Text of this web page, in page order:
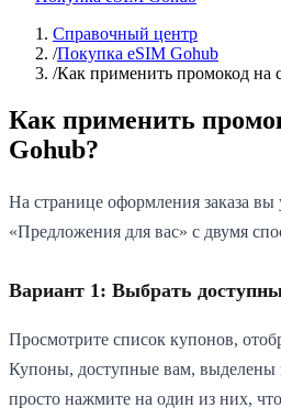
Справочный центр
/Покупка eSIM Gohub
/Как применить промокод на
Как применить
Gohub?
На странице оформления заказа вы
«Предложения для вас» с двумя
Вариант 1: Выбрать
Просмотрите список купонов,
Купоны, доступные вам, выделены
просто нажмите на один из них,